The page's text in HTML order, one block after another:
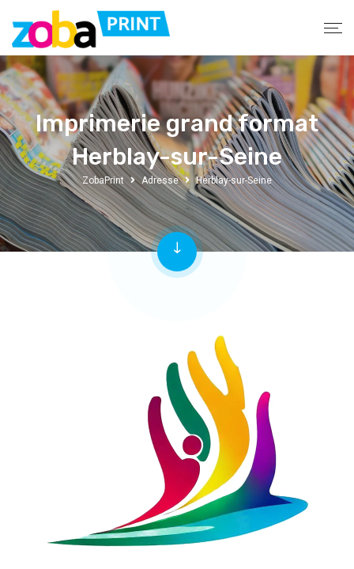
Imprimerie grand format
Herblay-sur-Seine
ZobaPrint Adresse Herblay-sur-Seine